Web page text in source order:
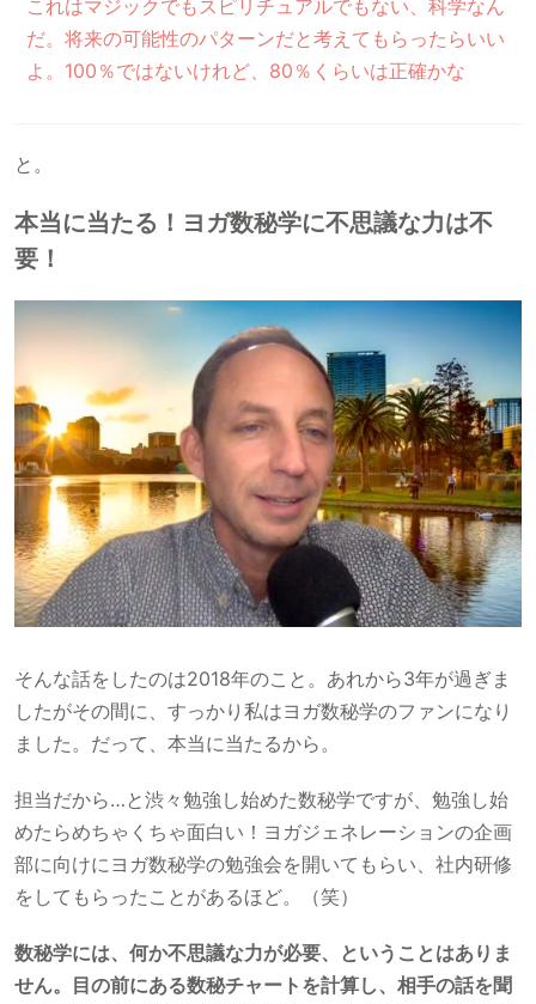
これはマジックでもスピリチュアルでもない、科学なん
だ。将来の可能性のパターンだと考えてもらったらいい
よ。100％ではないけれど、80％くらいは正確かな
と。
本当に当たる！ヨガ数秘学に不思議な力は不
要！
そんな話をしたのは2018年のこと。あれから3年が過ぎま
したがその間に、すっかり私はヨガ数秘学のファンになり
ました。だって、本当に当たるから。
担当だから…と渋々勉強し始めた数秘学ですが、勉強し始
めたらめちゃくちゃ面白い！ヨガジェネレーションの企画
部に向けにヨガ数秘学の勉強会を開いてもらい、社内研修
をしてもらったことがあるほど。（笑）
数秘学には、何か不思議な力が必要、ということはありま
せん。目の前にある数秘チャートを計算し、相手の話を聞